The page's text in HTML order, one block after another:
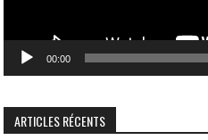
00:00
ARTICLES RÉCENTS